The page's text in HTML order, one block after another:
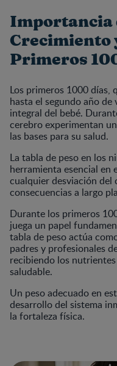
Importancia
Crecimiento
Primeros
Los primeros 1000 días,
hasta el segundo año
integral del bebé.
cerebro experimentan
las bases para su salud.
La tabla de peso en los
herramienta esencial en
cualquier desviación
consecuencias a largo
Durante los primeros
juega un papel
tabla de peso actúa
padres y profesionales
recibiendo los
saludable.
Un peso adecuado en
desarrollo del sistema
la fortaleza física.